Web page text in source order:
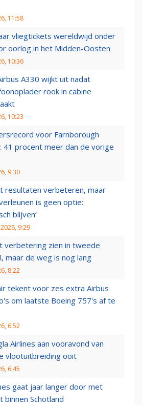
11:58
vliegtickets wereldwijd onder
oorlog in het Midden-Oosten
10:36
A330 wijkt uit nadat
rook in cabine
10:23
voor Farnborough
41 procent meer dan de vorige
9:30
resultaten verbeteren, maar
is geen optie:
blijven’
9:29
verbetering zien in tweede
maar de weg is nog lang
8:22
tekent voor zes extra Airbus
om laatste Boeing 757's af te
6:52
Airlines aan vooravond van
vlootuitbreiding ooit
6:45
gaat jaar langer door met
binnen Schotland